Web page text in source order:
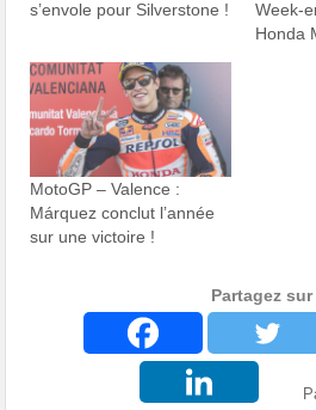
s’envole pour Silverstone !
Week-
Honda
MotoGP – Valence :
Márquez conclut l’année
sur une victoire !
Partagez sur